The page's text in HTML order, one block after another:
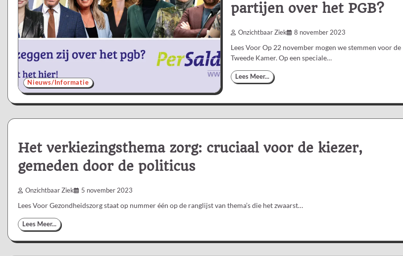
Nieuws/Informatie
partijen over het PGB?
Onzichtbaar Ziek 8 november 2023
Lees Voor Op 22 november mogen we stemmen voor de
Tweede Kamer. Op een speciale…
Lees Meer...
Het verkiezingsthema zorg: cruciaal voor de kiezer,
gemeden door de politicus
Onzichtbaar Ziek 5 november 2023
Lees Voor Gezondheidszorg staat op nummer één op de ranglijst van thema’s die het zwaarst…
Lees Meer...